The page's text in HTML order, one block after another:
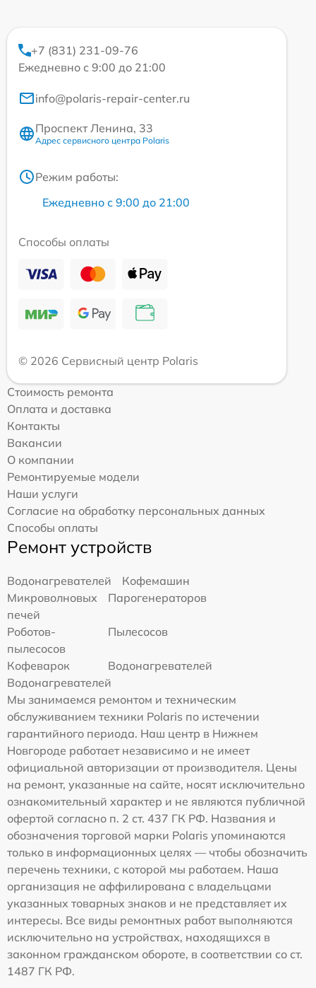
+7 (831) 231-09-76
Ежедневно с 9:00 до 21:00
info@polaris-repair-center.ru
Проспект Ленина, 33
Адрес сервисного центра Polaris
Режим работы:
Ежедневно с 9:00 до 21:00
Способы оплаты
© 2026 Сервисный центр Polaris
Стоимость ремонта
Оплата и доставка
Контакты
Вакансии
О компании
Ремонтируемые модели
Наши услуги
Согласие на обработку персональных данных
Способы оплаты
Ремонт устройств
Водонагревателей
Кофемашин
Микроволновых
печей
Парогенераторов
Роботов-
пылесосов
Пылесосов
Кофеварок
Водонагревателей
Водонагревателей
Мы занимаемся ремонтом и техническим
обслуживанием техники Polaris по истечении
гарантийного периода. Наш центр в Нижнем
Новгороде работает независимо и не имеет
официальной авторизации от производителя. Цены
на ремонт, указанные на сайте, носят исключительно
ознакомительный характер и не являются публичной
офертой согласно п. 2 ст. 437 ГК РФ. Названия и
обозначения торговой марки Polaris упоминаются
только в информационных целях — чтобы обозначить
перечень техники, с которой мы работаем. Наша
организация не аффилирована с владельцами
указанных товарных знаков и не представляет их
интересы. Все виды ремонтных работ выполняются
исключительно на устройствах, находящихся в
законном гражданском обороте, в соответствии со ст.
1487 ГК РФ.